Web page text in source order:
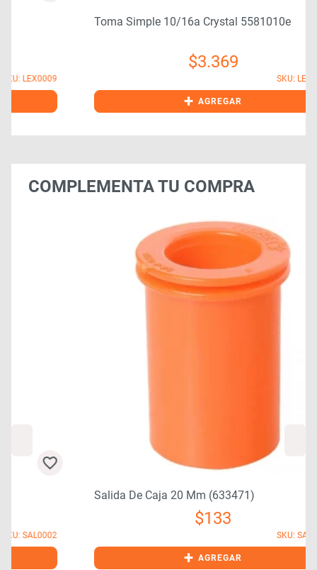
Toma Simple 10/16a Crystal 5581010e
SKU: LEX0026
AGREGAR
COMPLEMENTA TU COMPRA
Salida De Caja 20 Mm (633471)
SKU: SAL0001
AGREGAR